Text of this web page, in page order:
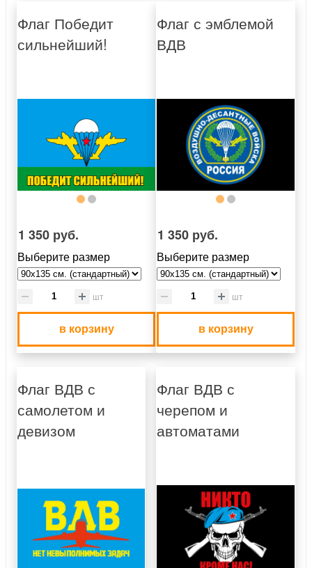
Флаг Победит
сильнейший!
1 350 руб.
Выберите размер
шт
в корзину
Флаг с эмблемой
ВДВ
1 350 руб.
Выберите размер
шт
в корзину
Флаг ВДВ с
самолетом и
девизом
Флаг ВДВ с
черепом и
автоматами